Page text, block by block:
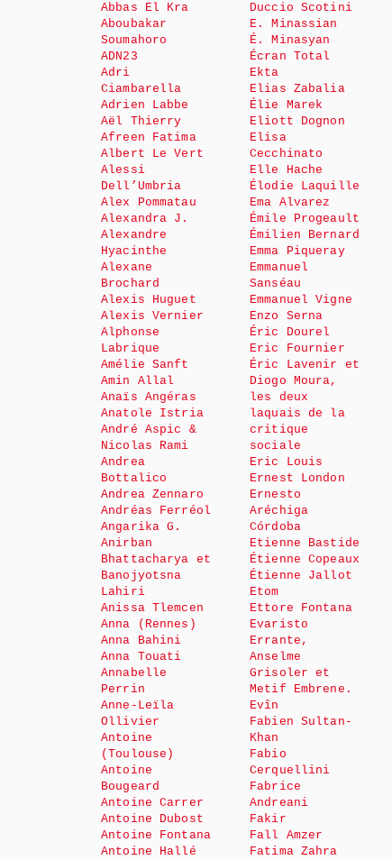
Abbas El Kra
Aboubakar
Soumahoro
ADN23
Adri
Ciambarella
Adrien Labbe
Aël Thierry
Afreen Fatima
Albert Le Vert
Alessi
Dell’Umbria
Alex Pommatau
Alexandra J.
Alexandre
Hyacinthe
Alexane
Brochard
Alexis Huguet
Alexis Vernier
Alphonse
Labrique
Amélie Sanft
Amin Allal
Anaïs Angéras
Anatole Istria
André Aspic &
Nicolas Rami
Andrea
Bottalico
Andrea Zennaro
Andréas Ferréol
Angarika G.
Anirban
Bhattacharya et
Banojyotsna
Lahiri
Anissa Tlemcen
Anna (Rennes)
Anna Bahini
Anna Touati
Annabelle
Perrin
Anne-Leïla
Ollivier
Antoine
(Toulouse)
Antoine
Bougeard
Antoine Carrer
Antoine Dubost
Antoine Fontana
Antoine Hallé
Duccio Scotini
E. Minassian
É. Minasyan
Écran Total
Ekta
Elias Zabalia
Élie Marek
Eliott Dognon
Elisa
Cecchinato
Elle Hache
Élodie Laquille
Ema Alvarez
Émile Progeault
Émilien Bernard
Emma Piqueray
Emmanuel
Sanséau
Emmanuel Vigne
Enzo Serna
Éric Dourel
Eric Fournier
Éric Lavenir et
Diogo Moura,
les deux
laquais de la
critique
sociale
Eric Louis
Ernest London
Ernesto
Aréchiga
Córdoba
Etienne Bastide
Étienne Copeaux
Étienne Jallot
Etom
Ettore Fontana
Evaristo
Errante,
Anselme
Grisoler et
Metif Embrene.
Evîn
Fabien Sultan-
Khan
Fabio
Cerquellini
Fabrice
Andreani
Fakir
Fall Amzer
Fatima Zahra